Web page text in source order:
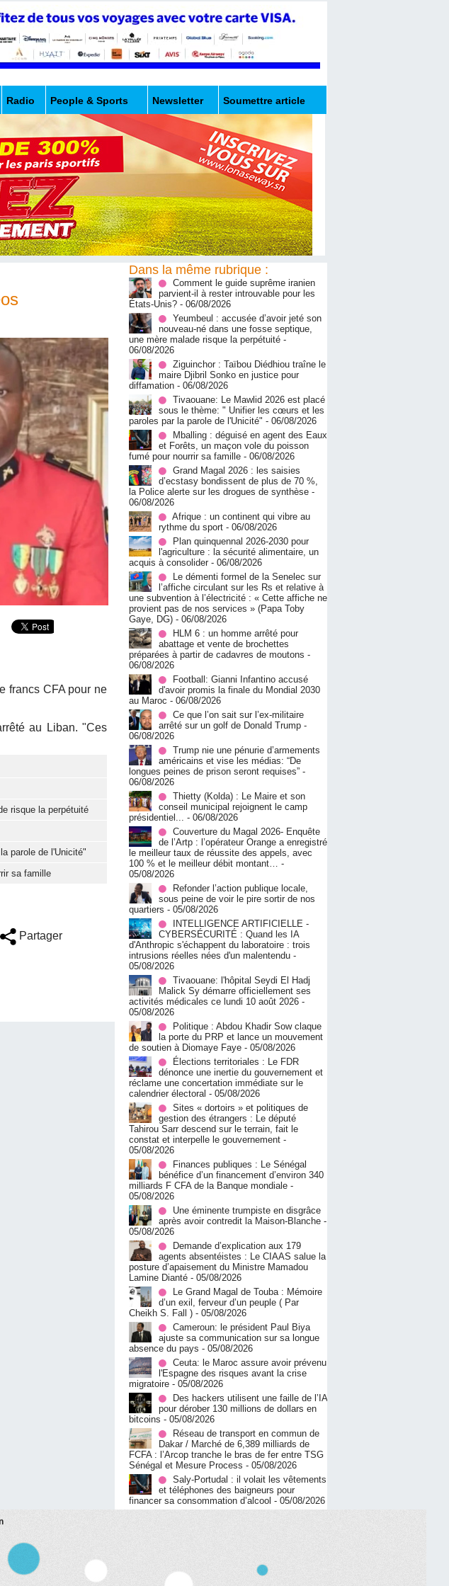
Radio People & Sports Newsletter Soumettre article
francs CFA pour ne
au Liban. "Ces
risque la perpétuité
parole de l'Unicité"
sa famille
Partager
Dans la même rubrique :
Comment le guide suprême iranien
parvient-il à rester introuvable pour les
États-Unis? - 06/08/2026
Yeumbeul : accusée d’avoir jeté son
nouveau-né dans une fosse septique,
une mère malade risque la perpétuité -
06/08/2026
Ziguinchor : Taïbou Diédhiou traîne le
maire Djibril Sonko en justice pour
diffamation - 06/08/2026
Tivaouane: Le Mawlid 2026 est placé
sous le thème: " Unifier les cœurs et les
paroles par la parole de l'Unicité" - 06/08/2026
Mballing : déguisé en agent des Eaux
et Forêts, un maçon vole du poisson
fumé pour nourrir sa famille - 06/08/2026
Grand Magal 2026 : les saisies
d’ecstasy bondissent de plus de 70 %,
la Police alerte sur les drogues de synthèse -
06/08/2026
Afrique : un continent qui vibre au
rythme du sport - 06/08/2026
Plan quinquennal 2026-2030 pour
l'agriculture : la sécurité alimentaire, un
acquis à consolider - 06/08/2026
Le démenti formel de la Senelec sur
l’affiche circulant sur les Rs et relative à
une subvention à l’électricité : « Cette affiche ne
provient pas de nos services » (Papa Toby
Gaye, DG) - 06/08/2026
HLM 6 : un homme arrêté pour
abattage et vente de brochettes
préparées à partir de cadavres de moutons -
06/08/2026
Football: Gianni Infantino accusé
d'avoir promis la finale du Mondial 2030
au Maroc - 06/08/2026
Ce que l’on sait sur l’ex-militaire
arrêté sur un golf de Donald Trump -
06/08/2026
Trump nie une pénurie d’armements
américains et vise les médias: “De
longues peines de prison seront requises” -
06/08/2026
‎Thietty (Kolda) : Le Maire et son
conseil municipal rejoignent le camp
présidentiel... - 06/08/2026
Couverture du Magal 2026- Enquête
de l’Artp : l’opérateur Orange a enregistré
le meilleur taux de réussite des appels, avec
100 % et le meilleur débit montant… -
05/08/2026
Refonder l’action publique locale,
sous peine de voir le pire sortir de nos
quartiers - 05/08/2026
INTELLIGENCE ARTIFICIELLE -
CYBERSÉCURITÉ : Quand les IA
d'Anthropic s'échappent du laboratoire : trois
intrusions réelles nées d'un malentendu -
05/08/2026
Tivaouane: l'hôpital Seydi El Hadj
Malick Sy démarre officiellement ses
activités médicales ce lundi 10 août 2026 -
05/08/2026
Politique : Abdou Khadir Sow claque
la porte du PRP et lance un mouvement
de soutien à Diomaye Faye - 05/08/2026
Élections territoriales : Le FDR
dénonce une inertie du gouvernement et
réclame une concertation immédiate sur le
calendrier électoral - 05/08/2026
Sites « dortoirs » et politiques de
gestion des étrangers : Le député
Tahirou Sarr descend sur le terrain, fait le
constat et interpelle le gouvernement -
05/08/2026
Finances publiques : Le Sénégal
bénéfice d’un financement d’environ 340
milliards F CFA de la Banque mondiale -
05/08/2026
Une éminente trumpiste en disgrâce
après avoir contredit la Maison-Blanche -
05/08/2026
Demande d’explication aux 179
agents absentéistes : Le CIAAS salue la
posture d’apaisement du Ministre Mamadou
Lamine Dianté - 05/08/2026
Le Grand Magal de Touba : Mémoire
d’un exil, ferveur d’un peuple ( Par
Cheikh S. Fall ) - 05/08/2026
Cameroun: le président Paul Biya
ajuste sa communication sur sa longue
absence du pays - 05/08/2026
Ceuta: le Maroc assure avoir prévenu
l'Espagne des risques avant la crise
migratoire - 05/08/2026
Des hackers utilisent une faille de l’IA
pour dérober 130 millions de dollars en
bitcoins - 05/08/2026
Réseau de transport en commun de
Dakar / Marché de 6,389 milliards de
FCFA : l’Arcop tranche le bras de fer entre TSG
Sénégal et Mesure Process - 05/08/2026
Saly-Portudal : il volait les vêtements
et téléphones des baigneurs pour
financer sa consommation d’alcool - 05/08/2026